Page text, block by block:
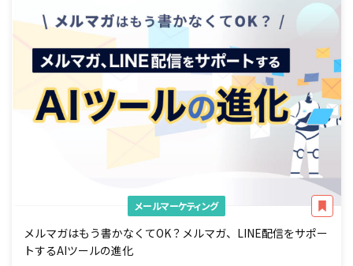
メールマーケティング
メルマガはもう書かなくてOK？メルマガ、LINE配信をサポー
トするAIツールの進化